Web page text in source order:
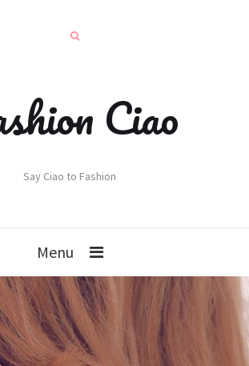
Ciao
Say Ciao to Fashion
Menu